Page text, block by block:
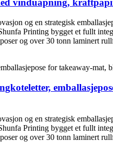
vinduåpning,
og en strategisk
Printing bygget et fullt
og over 30 tonn laminert
og en strategisk
Printing bygget et fullt
og over 30 tonn laminert